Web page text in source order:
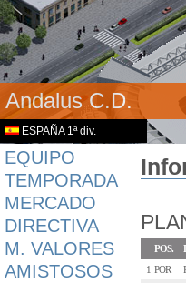
Andalus C.D.
ESPAÑA 1ª div.
EQUIPO
TEMPORADA
MERCADO
DIRECTIVA
M. VALORES
AMISTOSOS
POS.
1 POR